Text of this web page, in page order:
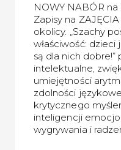
NOWY NABÓR na
Zapisy na
okolicy. „Szachy
właściwość:
są dla nich
intelektualne,
umiejętności
zdolności
krytycznego
inteligencji
wygrywania i